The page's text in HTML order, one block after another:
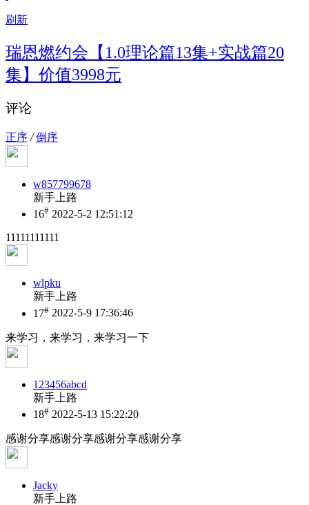
刷新
瑞恩燃约会【1.0理论篇13集+实战篇20
集】价值3998元
评论
正序 / 倒序
w857799678
新手上路
16# 2022-5-2 12:51:12
11111111111
wlpku
新手上路
17# 2022-5-9 17:36:46
来学习，来学习，来学习一下
123456abcd
新手上路
18# 2022-5-13 15:22:20
感谢分享感谢分享感谢分享感谢分享
Jacky
新手上路